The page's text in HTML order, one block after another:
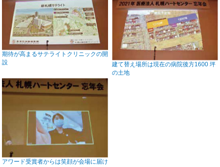
期待が高まるサテライトクリニックの開
設
建て替え場所は現在の病院後方1600 坪
の土地
アワード受賞者からは笑顔が会場に届け